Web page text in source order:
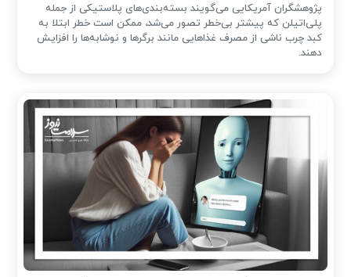
پژوهشگران آمریکایی می‌گویند بسته‌بندی‌های پلاستیکی از جمله
پلی‌اتیلن که پیشتر بی‌خطر تصور می‌شد، ممکن است خطر ابتلا به
کبد چرب ناشی از مصرف غذاهایی مانند برگرها و نوشابه‌ها را افزایش
دهند.